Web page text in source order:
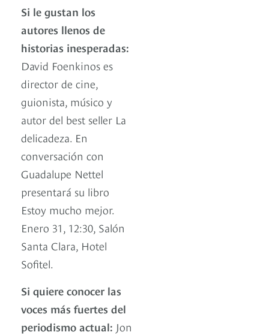
Si le gustan los
autores llenos de
historias inesperadas:
David Foenkinos es
director de cine,
guionista, músico y
autor del best seller La
delicadeza. En
conversación con
Guadalupe Nettel
presentará su libro
Estoy mucho mejor.
Enero 31, 12:30, Salón
Santa Clara, Hotel
Sofitel.
Si quiere conocer las
voces más fuertes del
periodismo actual: Jon